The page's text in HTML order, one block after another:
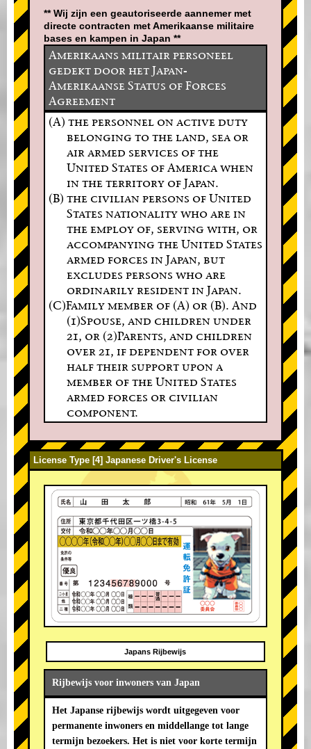
** Wij zijn een geautoriseerde aannemer met
directe contracten met Amerikaanse militaire
bases en kampen in Japan **
Amerikaans militair personeel
gedekt door het Japan-
Amerikaanse Status of Forces
Agreement
(A) the personnel on active duty
belonging to the land, sea or
air armed services of the
United States of America when
in the territory of Japan.
(B) the civilian persons of United
States nationality who are in
the employ of, serving with, or
accompanying the United States
armed forces in Japan, but
excludes persons who are
ordinarily resident in Japan.
(C)Family member of (A) or (B). And
(1)Spouse, and children under
21, or (2)Parents, and children
over 21, if dependent for over
half their support upon a
member of the United States
armed forces or civilian
component.
License Type [4] Japanese Driver's License
Japans Rijbewijs
Rijbewijs voor inwoners van Japan
Het Japanse rijbewijs wordt uitgegeven voor
permanente inwoners en middellange tot lange
termijn bezoekers. Het is niet voor korte termijn